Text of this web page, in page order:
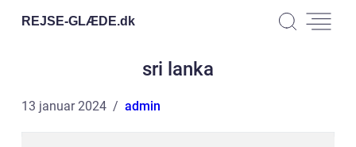
REJSE-GLÆDE.dk
sri lanka
13 januar 2024 admin